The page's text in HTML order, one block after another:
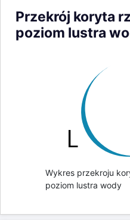
Przekrój koryta
poziom lustra
Wykres przekroju
poziom lustra wody